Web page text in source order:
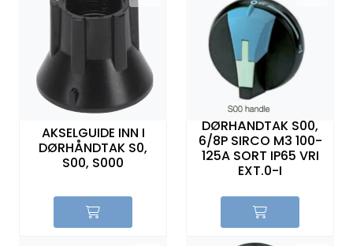
AKSELGUIDE INN I
DØRHÅNDTAK S0,
S00, S000
DØRHÅNDTAK S00,
6/8P SIRCO M3 100-
125A SORT IP65 VRI
EXT.0-I